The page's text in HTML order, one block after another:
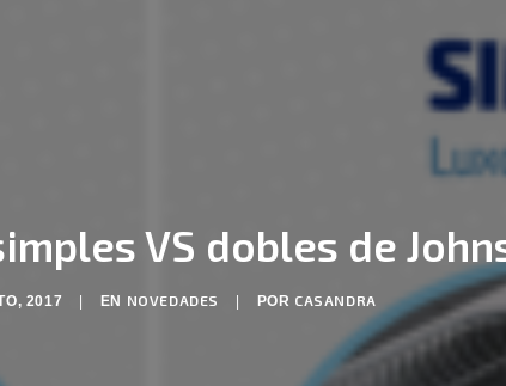
VS dobles de
2017 EN NOVEDADES POR CASANDRA